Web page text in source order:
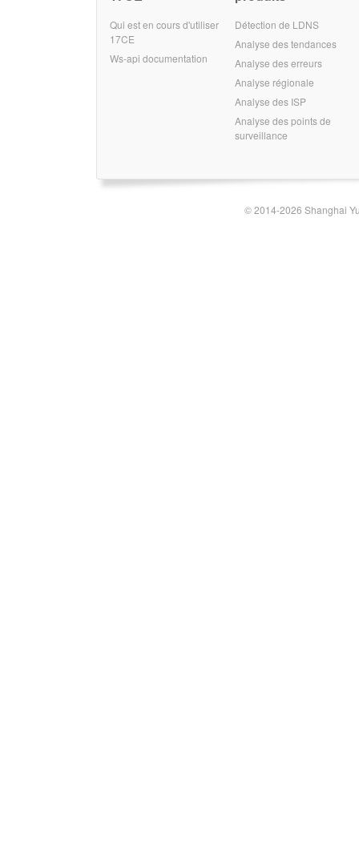
Qui est en cours d'utiliser
17CE
Ws-api documentation
Détection de LDNS
Analyse des tendances
Analyse des erreurs
Analyse régionale
Analyse des ISP
Analyse des points de
surveillance
© 2014-2026 Shanghai